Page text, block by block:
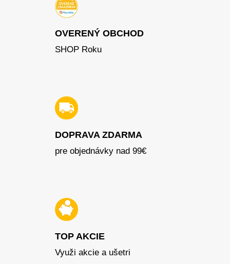
OVERENÝ OBCHOD
SHOP Roku
DOPRAVA ZDARMA
pre objednávky nad 99€
TOP AKCIE
Využi akcie a ušetri